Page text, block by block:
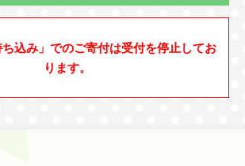
込み」でのご寄付は受付を停止してお
ります。